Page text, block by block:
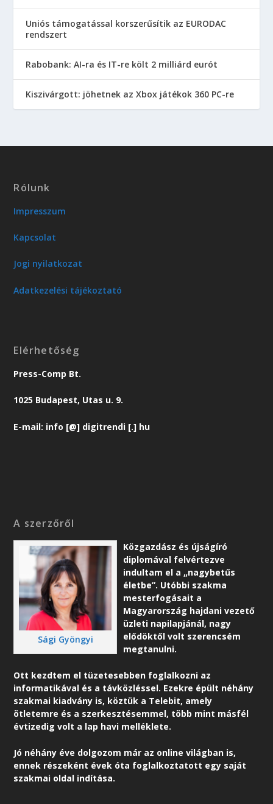
Uniós támogatással korszerűsítik az EURODAC
rendszert
Rabobank: AI-ra és IT-re költ 2 milliárd eurót
Kiszivárgott: jöhetnek az Xbox játékok 360 PC-re
Rólunk
Impresszum
Kapcsolat
Jogi nyilatkozat
Adatkezelési tájékoztató
Elérhetőség
Press-Comp Bt.
1025 Budapest, Utas u. 9.
E-mail: info [@] digitrendi [.] hu
A szerzőről
Sági Gyöngyi
Közgazdász és újságíró
diplomával felvértezve
indultam el a „nagybetűs
életbe”. Utóbbi szakma
mesterfogásait a
Magyarország hajdani vezető
üzleti napilapjánál, nagy
elődöktől volt szerencsém
megtanulni.
Ott kezdtem el tüzetesebben foglalkozni az
informatikával és a távközléssel. Ezekre épült néhány
szakmai kiadvány is, köztük a Telebit, amely
ötletemre és a szerkesztésemmel, több mint másfél
évtizedig volt a lap havi melléklete.
Jó néhány éve dolgozom már az online világban is,
ennek részeként évek óta foglalkoztatott egy saját
szakmai oldal indítása.